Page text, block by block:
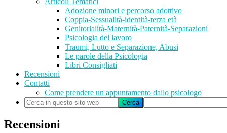
Adozione minori e percorso adottivo
Coppia-Sessualità-identità-terza età
Genitorialità-Maternità-Paternità-Separazioni
Psicologia del lavoro
Traumi, Lutto e Separazione, Abusi
Le parole della Psicologia
Libri Consigliati
Recensioni
Contatti
Come prendere un appuntamento dallo psicologo
Cerca
in
questo
sito
Recensioni